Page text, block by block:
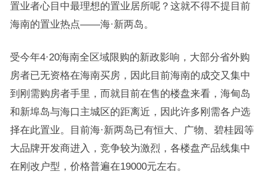
置业者心目中最理想的置业居所呢？这就不得不提目前
海南的置业热点——海·新两岛。
受今年4·20海南全区域限购的新政影响，大部分省外购
房者已无资格在海南买房，因此目前海南的成交又集中
到刚需购房者手里，而就目前在售的楼盘来看，海甸岛
和新埠岛与海口主城区的距离近，因此许多刚需各户选
择在此置业。目前海·新两岛已有恒大、广物、碧桂园等
大品牌开发商进入，竞争较为激烈，各楼盘产品线集中
在刚改户型，价格普遍在19000元左右。